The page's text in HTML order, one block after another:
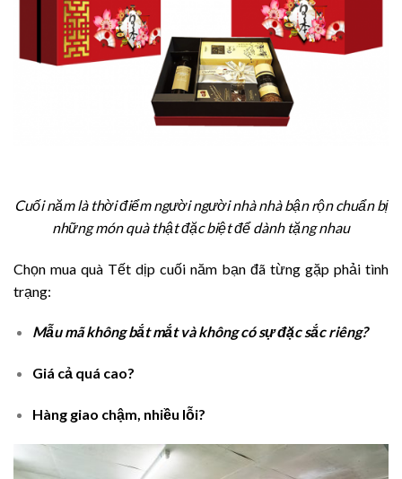
Cuối năm là thời điểm người người nhà nhà bận rộn chuẩn bị
những món quà thật đặc biệt để dành tặng nhau
Chọn mua quà Tết dịp cuối năm bạn đã từng gặp phải tình
trạng:
Mẫu mã không bắt mắt và không có sự đặc sắc riêng?
Giá cả quá cao?
Hàng giao chậm, nhiều lỗi?